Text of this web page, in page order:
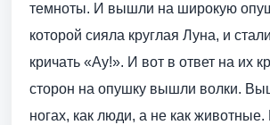
темноты. И вышли на широкую
которой сияла круглая Луна, и
кричать «Ау!». И вот в ответ на их
сторон на опушку вышли волки.
ногах, как люди, а не как животные.